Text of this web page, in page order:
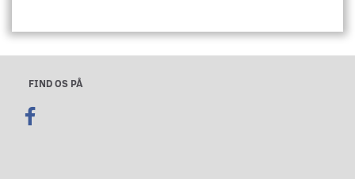
FIND OS PÅ